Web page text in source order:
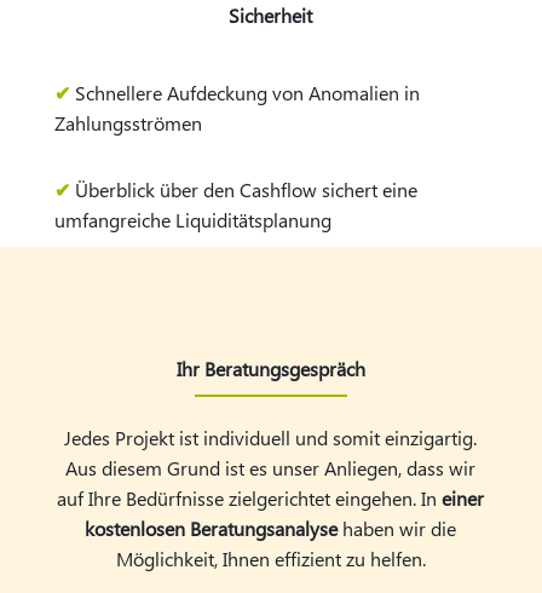
Sicherheit
✔ Schnellere Aufdeckung von Anomalien in
Zahlungsströmen
✔ Überblick über den Cashflow sichert eine
umfangreiche Liquiditätsplanung
Ihr Beratungsgespräch
Jedes Projekt ist individuell und somit einzigartig.
Aus diesem Grund ist es unser Anliegen, dass wir
auf Ihre Bedürfnisse zielgerichtet eingehen. Ineiner
kostenlosen Beratungsanalysehaben wir die
Möglichkeit, Ihnen effizient zu helfen.